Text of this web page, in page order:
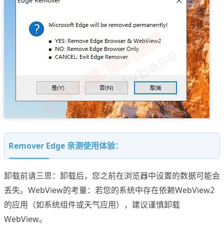
Remover Edge 亲测使用体验：
卸载前请三思：卸载后，您之前在浏览器中设置的数据可能会
丢失。WebView的考量：若您的系统中存在依赖WebView2
的应用（如系统组件或天气应用），建议谨慎卸载
WebView。